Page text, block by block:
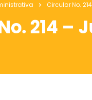
Circular No.
214 –